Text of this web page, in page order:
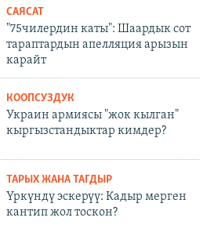
САЯСАТ
"75чилердин каты": Шаардык сот
тараптардын апелляция арызын
карайт
КООПСУЗДУК
Украин армиясы "жок кылган"
кыргызстандыктар кимдер?
ТАРЫХ ЖАНА ТАГДЫР
Үркүндү эскерүү: Кадыр мерген
кантип жол тоскон?